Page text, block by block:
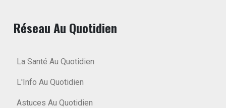
Réseau Au Quotidien
La Santé Au Quotidien
L'Info Au Quotidien
Astuces Au Quotidien